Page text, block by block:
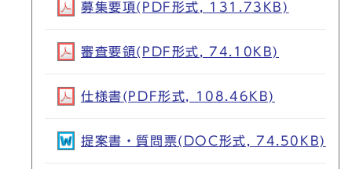
募集要項(PDF形式, 131.73KB)
審査要領(PDF形式, 74.10KB)
仕様書(PDF形式, 108.46KB)
提案書・質問票(DOC形式, 74.50KB)